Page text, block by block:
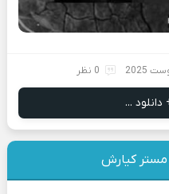
0 نظر
...
کیارش